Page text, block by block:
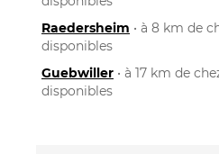
Raedersheim • à 8 km de
disponibles
Guebwiller • à 17 km de
disponibles